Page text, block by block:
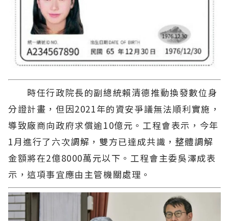
時任行政院長的副總統賴清德推動換發數位身
分證計畫，但因2021年的資安爭議無法順利實施，
導致廠商向政府求償逾10億元。工程會表示，今年
1月進行了六次調解，雙方已達成共識，整體調解
金額將在2億8000萬元以下。工程會主委吳澤成表
示，這項事宜應由主管機關處理。